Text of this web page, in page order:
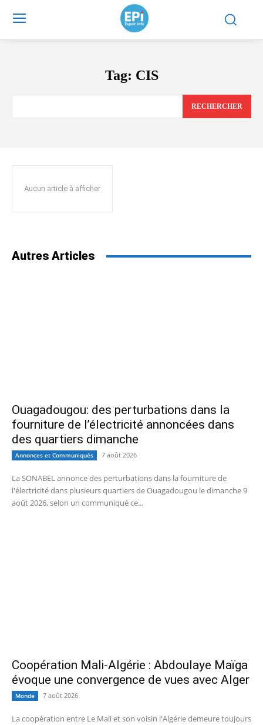
Tag: CIS
RECHERCHER
Aucun article à afficher
Autres Articles
Ouagadougou: des perturbations dans la
fourniture de l’électricité annoncées dans
des quartiers dimanche
Annonces et Communiqués 7 août 2026
La SONABEL annonce des perturbations dans la fourniture de
l'électricité dans plusieurs quartiers de Ouagadougou le dimanche 9
août 2026, selon un communiqué ce...
Coopération Mali-Algérie : Abdoulaye Maïga
évoque une convergence de vues avec Alger
Monde 7 août 2026
La coopération entre Le Mali et son voisin l'Algérie demeure toujours